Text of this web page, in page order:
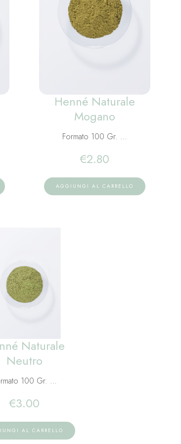
Henné Naturale
Mogano
Formato 100 Gr. …
€2.80
AGGIUNGI AL CARRELLO
Naturale
Neutro
100 Gr. …
€3.00
AL CARRELLO